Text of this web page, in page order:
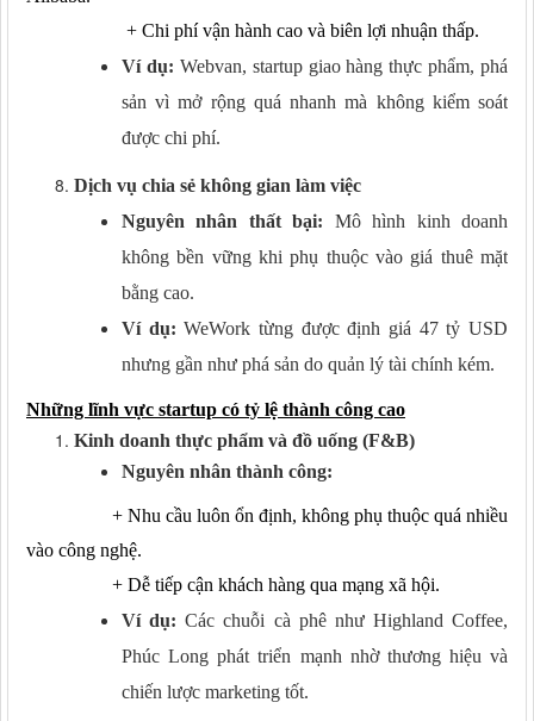
+ Chi phí vận hành cao và biên lợi nhuận thấp.
Ví dụ: Webvan, startup giao hàng thực phẩm, phá
sản vì mở rộng quá nhanh mà không kiểm soát
được chi phí.
Dịch vụ chia sẻ không gian làm việc
Nguyên nhân thất bại:
Mô hình kinh doanh
không bền vững khi phụ thuộc vào giá thuê mặt
bằng cao.
Ví dụ: WeWork từng được định giá 47 tỷ USD
nhưng gần như phá sản do quản lý tài chính kém.
Những lĩnh vực startup có tỷ lệ thành công cao
Kinh doanh thực phẩm và đồ uống (F&B)
Nguyên nhân thành công:
+ Nhu cầu luôn ổn định, không phụ thuộc quá nhiều
vào công nghệ.
+ Dễ tiếp cận khách hàng qua mạng xã hội.
Ví dụ: Các chuỗi cà phê như Highland Coffee,
Phúc Long phát triển mạnh nhờ thương hiệu và
chiến lược marketing tốt.